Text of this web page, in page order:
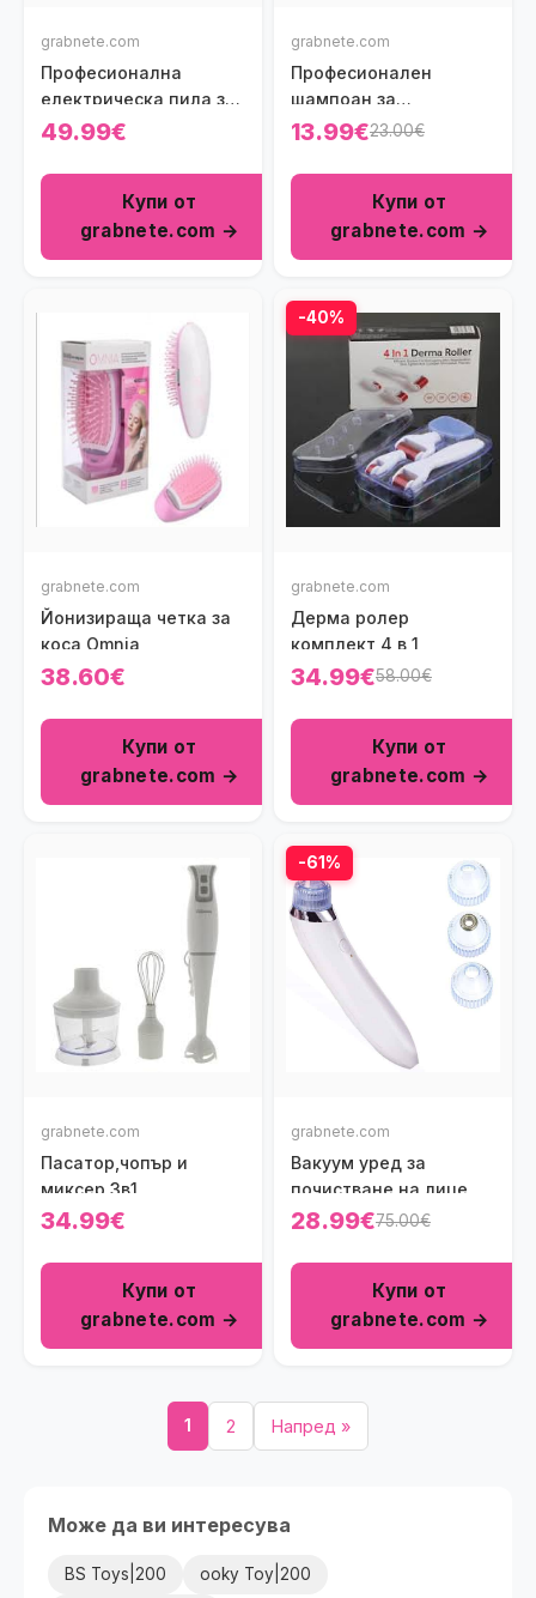
grabnete.com
Професионална
електрическа пила за
маникюр и педикюр
49.99€
Купи от
grabnete.com →
grabnete.com
Професионален
шампоан за
кератинова терапия 3
13.99€23.00€
Купи от
grabnete.com →
grabnete.com
Йонизираща четка за
коса Omnia
38.60€
Купи от
grabnete.com →
-40%
grabnete.com
Дерма ролер
комплект 4 в 1
34.99€58.00€
Купи от
grabnete.com →
grabnete.com
Пасатор,чопър и
миксер 3в1
34.99€
Купи от
grabnete.com →
-61%
grabnete.com
Вакуум уред за
почистване на лице
28.99€75.00€
Купи от
grabnete.com →
1 2 Напред »
Може да ви интересува
BS Toys|200 ooky Toy|200